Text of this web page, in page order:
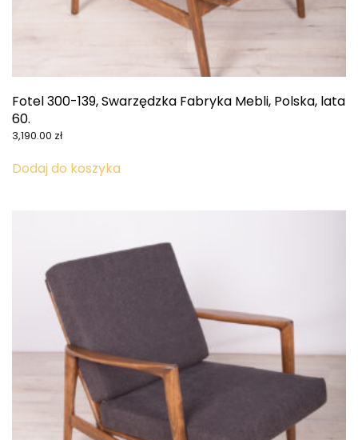
Fotel 300-139, Swarzędzka Fabryka Mebli, Polska, lata
60.
3,190.00 zł
Dodaj do koszyka